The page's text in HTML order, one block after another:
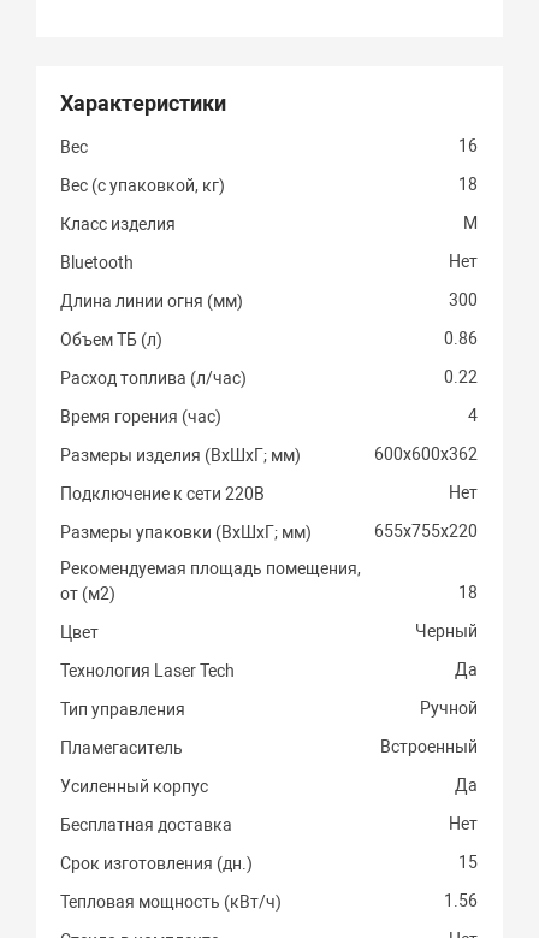
Характеристики
Вес 16
Вес (с упаковкой, кг) 18
Класс изделия M
Bluetooth Нет
Длина линии огня (мм) 300
Объем ТБ (л) 0.86
Расход топлива (л/час) 0.22
Время горения (час) 4
Размеры изделия (ВхШхГ; мм) 600х600х362
Подключение к сети 220В Нет
Размеры упаковки (ВхШхГ; мм)
655х755х220
Рекомендуемая площадь помещения,
от (м2)
18
Цвет Черный
Технология Laser Tech Да
Тип управления Ручной
Пламегаситель Встроенный
Усиленный корпус Да
Бесплатная доставка Нет
Срок изготовления (дн.) 15
Тепловая мощность (кВт/ч) 1.56